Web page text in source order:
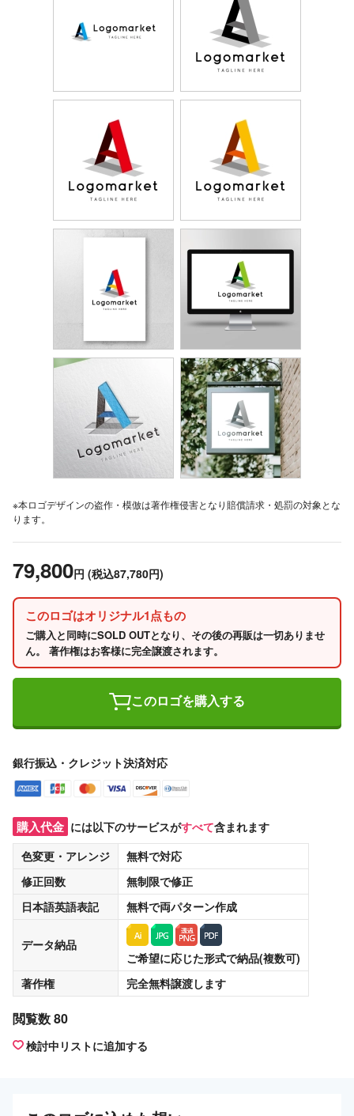
※本ロゴデザインの盗作・模倣は著作権侵害となり賠償請求・処罰の対象とな
ります。
79,800円 (税込87,780円)
このロゴはオリジナル1点もの
ご購入と同時にSOLD OUTとなり、その後の再販は一切ありませ
ん。 著作権はお客様に完全譲渡されます。
このロゴを購入する
銀行振込・クレジット決済対応
購入代金 には以下のサービスがすべて含まれます
色変更・アレンジ
無料で対応
修正回数
無制限で修正
日本語英語表記
無料で両パターン作成
データ納品
ご希望に応じた形式で納品(複数可)
著作権
完全無料譲渡します
閲覧数 80
検討中リストに追加する